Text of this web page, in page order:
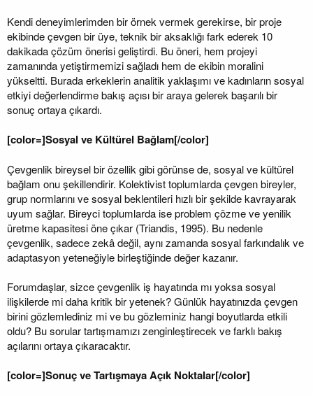
Kendi deneyimlerimden bir örnek vermek gerekirse, bir proje
ekibinde çevgen bir üye, teknik bir aksaklığı fark ederek 10
dakikada çözüm önerisi geliştirdi. Bu öneri, hem projeyi
zamanında yetiştirmemizi sağladı hem de ekibin moralini
yükseltti. Burada erkeklerin analitik yaklaşımı ve kadınların sosyal
etkiyi değerlendirme bakış açısı bir araya gelerek başarılı bir
sonuç ortaya çıkardı.
[color=]Sosyal ve Kültürel Bağlam[/color]
Çevgenlik bireysel bir özellik gibi görünse de, sosyal ve kültürel
bağlam onu şekillendirir. Kolektivist toplumlarda çevgen bireyler,
grup normlarını ve sosyal beklentileri hızlı bir şekilde kavrayarak
uyum sağlar. Bireyci toplumlarda ise problem çözme ve yenilik
üretme kapasitesi öne çıkar (Triandis, 1995). Bu nedenle
çevgenlik, sadece zekâ değil, aynı zamanda sosyal farkındalık ve
adaptasyon yeteneğiyle birleştiğinde değer kazanır.
Forumdaşlar, sizce çevgenlik iş hayatında mı yoksa sosyal
ilişkilerde mi daha kritik bir yetenek? Günlük hayatınızda çevgen
birini gözlemlediniz mi ve bu gözleminiz hangi boyutlarda etkili
oldu? Bu sorular tartışmamızı zenginleştirecek ve farklı bakış
açılarını ortaya çıkaracaktır.
[color=]Sonuç ve Tartışmaya Açık Noktalar[/color]